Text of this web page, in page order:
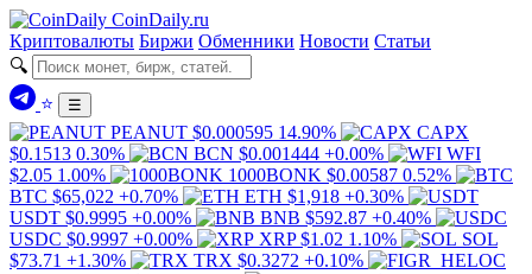
CoinDaily.ru
Криптовалюты Биржи Обменники Новости Статьи
🔍
⭐
☰
PEANUT $0.000595 14.90%
CAPX
$0.1513 0.30% BCN $0.001444 +0.00%
WFI
$2.05 1.00% 1000BONK $0.00587 0.52%
BTC $65,022 +0.70% ETH $1,918 +0.30%
USDT $0.9995 +0.00% BNB $592.87 +0.40%
USDC $0.9997 +0.00% XRP $1.02 1.10%
SOL
$73.71 +1.30% TRX $0.3272 +0.10%